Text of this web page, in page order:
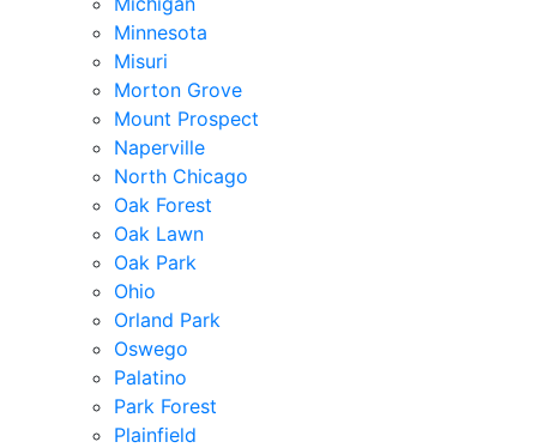
Minnesota
Misuri
Morton Grove
Mount Prospect
Naperville
North Chicago
Oak Forest
Oak Lawn
Oak Park
Ohio
Orland Park
Oswego
Palatino
Park Forest
Plainfield